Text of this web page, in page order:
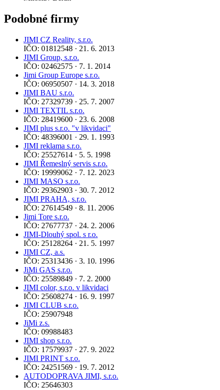
Podobné firmy
JIMI CZ Reality, s.r.o.
IČO: 01812548 · 21. 6. 2013
JIMI Group, s.r.o.
IČO: 02462575 · 7. 1. 2014
Jimi Group Europe s.r.o.
IČO: 06950507 · 14. 3. 2018
JIMI BAU s.r.o.
IČO: 27329739 · 25. 7. 2007
JIMI TEXTIL s.r.o.
IČO: 28419600 · 23. 6. 2008
JIMI plus s.r.o. "v likvidaci"
IČO: 48396001 · 29. 1. 1993
JIMI reklama s.r.o.
IČO: 25527614 · 5. 5. 1998
JIMI Řemeslný servis s.r.o.
IČO: 19999062 · 7. 12. 2023
JIMI MASO s.r.o.
IČO: 29362903 · 30. 7. 2012
JIMI PRAHA, s.r.o.
IČO: 27614549 · 8. 11. 2006
Jimi Tore s.r.o.
IČO: 27677737 · 24. 2. 2006
JIMI-Dlouhý spol. s r.o.
IČO: 25128264 · 21. 5. 1997
JIMI CZ, a.s.
IČO: 25313436 · 3. 10. 1996
JiMi GAS s.r.o.
IČO: 25589849 · 7. 2. 2000
JIMI color, s.r.o. v likvidaci
IČO: 25608274 · 16. 9. 1997
JIMI CLUB s.r.o.
IČO: 25907948
JiMi z.s.
IČO: 09988483
JIMI shop s.r.o.
IČO: 17579937 · 27. 9. 2022
JIMI PRINT s.r.o.
IČO: 24251569 · 19. 7. 2012
AUTODOPRAVA JIMI, s.r.o.
IČO: 25646303